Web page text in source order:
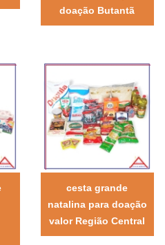
doação Butantã
cesta grande
natalina para doação
valor Região Central